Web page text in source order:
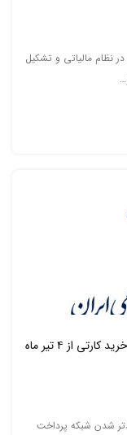
نظام مالیاتی و تشکیل
اجرای بخشنامه اصلاح نظام کارمزد تراکنش‌های خرید کارتی از ۴ تیر ماه
شدن شبکه پرداخت